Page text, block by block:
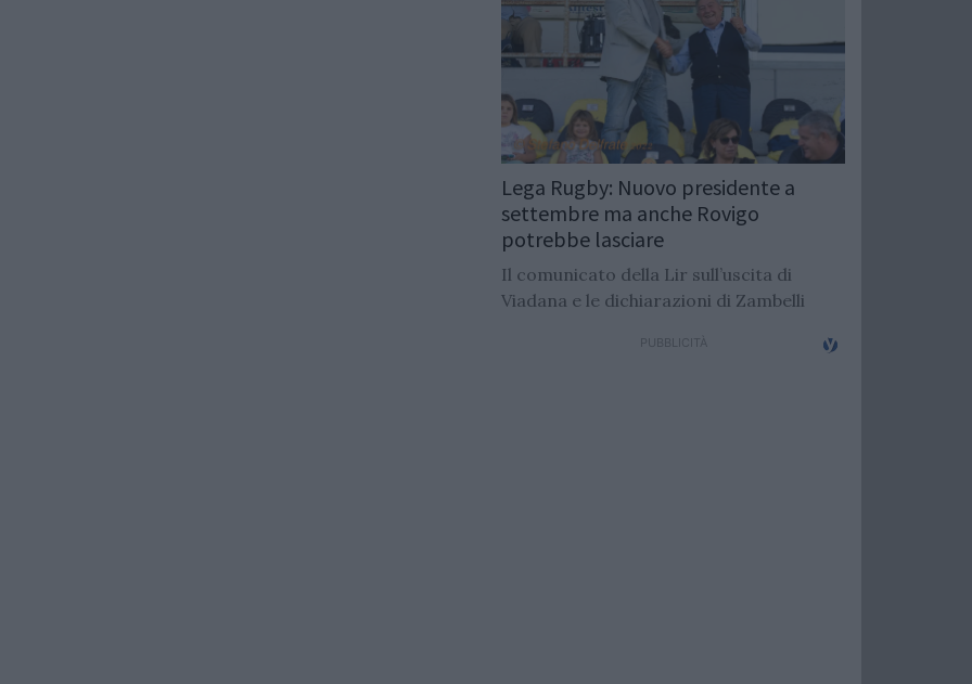
Lega Rugby: Nuovo presidente a
settembre ma anche Rovigo
potrebbe lasciare
Il comunicato della Lir sull’uscita di
Viadana e le dichiarazioni di Zambelli